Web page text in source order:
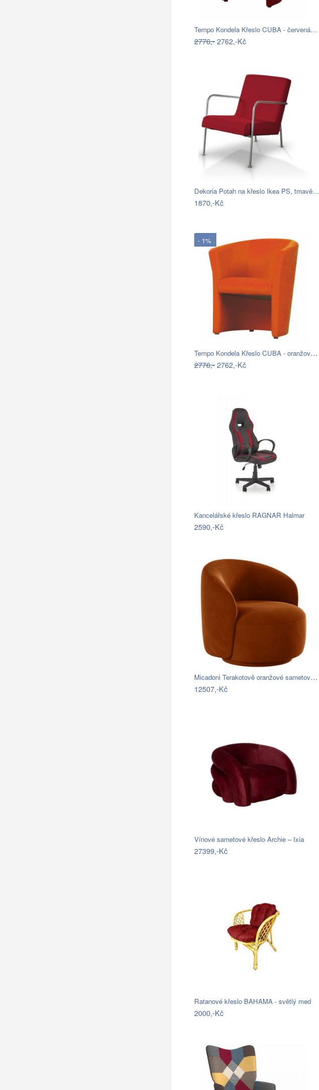
Tempo Kondela Křeslo CUBA - červená…
2776,-2762,-Kč
Dekoria Potah na křeslo Ikea PS, tmavě…
1870,-Kč
- 1%
Tempo Kondela Křeslo CUBA - oranžová…
2776,-2762,-Kč
Kancelářské křeslo RAGNAR Halmar
2590,-Kč
Micadoni Terakotově oranžové sametové…
12507,-Kč
Vínové sametové křeslo Archie – Ixia
27399,-Kč
Ratanové křeslo BAHAMA - světlý med
2000,-Kč